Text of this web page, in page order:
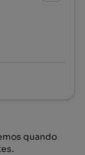
quando